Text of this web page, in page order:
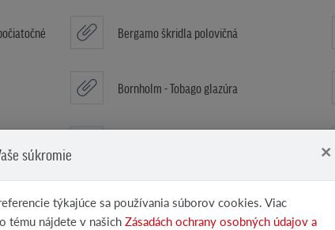
Bergamo škridla polovičná
Bornholm - Tobago glazúra
Škridla NF
súkromie ×
týkajúce sa používania súborov cookies. Viac
tému nájdete v našichZásadách ochrany osobných údajov a